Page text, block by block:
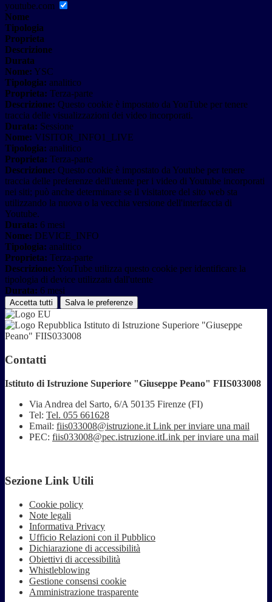
youtube.com
Nome
Tipologia
Proprieta
Descrizione
Durata
Nome: YSC
Tipologia: analitico
Proprieta: Terza-parte
Descrizione: Questo cookie è impostato da YouTube per tenere
traccia delle visualizzazioni dei video incorporati.
Durata: Sessione
Nome: VISITOR_INFO1_LIVE
Tipologia: analitico
Proprieta: Terza-parte
Descrizione: Questo cookie è impostato da Youtube per tenere
traccia delle preferenze dell'utente per i video di Youtube incorporati
nei siti; può anche determinare se il visitatore del sito web sta
utilizzando la nuova o la vecchia versione dell'interfaccia di
Youtube.
Durata: 6 mesi
Nome: DEVICE_INFO
Tipologia: analitico
Proprieta: Terza-parte
Descrizione: YouTube utilizza questo cookie per identificare la
tipologia di device utilizzata dall'utente
Durata: 6 mesi
Accetta tutti Salva le preferenze
Istituto di Istruzione Superiore "Giuseppe
Peano" FIIS033008
Contatti
Istituto di Istruzione Superiore "Giuseppe Peano" FIIS033008
Via Andrea del Sarto, 6/A 50135 Firenze (FI)
Tel: Tel. 055 661628
Email: fiis033008@istruzione.it Link per inviare una mail
PEC: fiis033008@pec.istruzione.itLink per inviare una mail
Sezione Link Utili
Cookie policy
Note legali
Informativa Privacy
Ufficio Relazioni con il Pubblico
Dichiarazione di accessibilità
Obiettivi di accessibilità
Whistleblowing
Gestione consensi cookie
Amministrazione trasparente